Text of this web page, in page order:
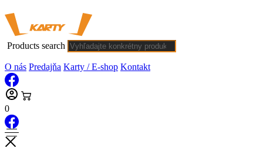
Products search
O nás Predajňa Karty / E-shop Kontakt
0